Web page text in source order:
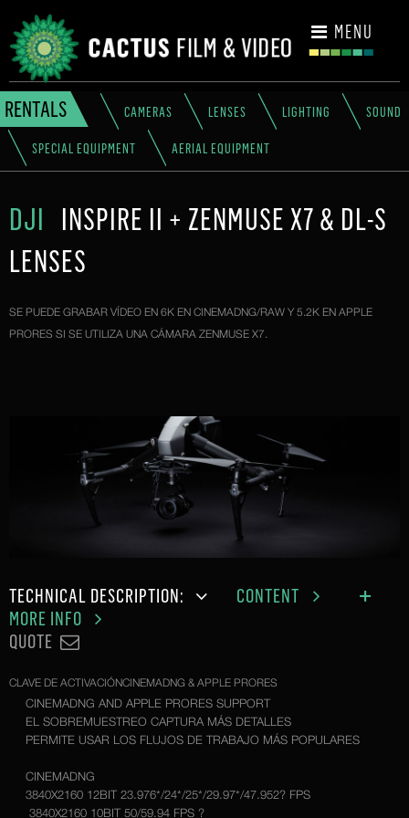
MENU
RENTALS CAMERAS LENSES LIGHTING SOUND
SPECIAL EQUIPMENT AERIAL EQUIPMENT
DJI INSPIRE II + ZENMUSE X7 & DL-S
LENSES
SE PUEDE GRABAR VÍDEO EN 6K EN CINEMADNG/RAW Y 5.2K EN APPLE
PRORES SI SE UTILIZA UNA CÁMARA ZENMUSE X7.
TECHNICAL DESCRIPTION:
CONTENT
MORE INFO
QUOTE
CLAVE DE ACTIVACIÓNCINEMADNG & APPLE PRORES
CINEMADNG AND APPLE PRORES SUPPORT
EL SOBREMUESTREO CAPTURA MÁS DETALLES
PERMITE USAR LOS FLUJOS DE TRABAJO MÁS POPULARES
CINEMADNG
3840X2160 12BIT 23.976*/24*/25*/29.97*/47.952? FPS
3840X2160 10BIT 50/59.94 FPS ?